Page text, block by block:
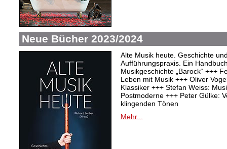
Neue Bücher 2023/2024
Alte Musik heute. Geschichte
Aufführungspraxis. Ein
Musikgeschichte „Barock“ +++
Leben mit Musik +++ Oliver
Klassiker +++ Stefan Weiss:
Postmoderne +++ Peter Gülke:
klingenden Tönen
Mehr...